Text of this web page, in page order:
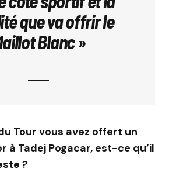
que va offrir le
Blanc »
Tour vous avez offert un
à Tadej Pogacar, est-ce qu’il
?